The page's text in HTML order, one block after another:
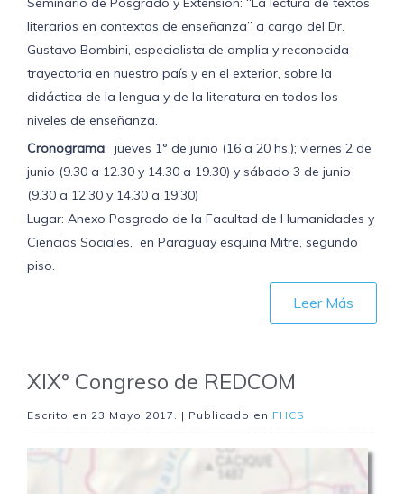
literarios en contextos de enseñanza” a cargo del Dr.
Gustavo Bombini, especialista de amplia y reconocida
trayectoria en nuestro país y en el exterior, sobre la
didáctica de la lengua y de la literatura en todos los
niveles de enseñanza.
Cronograma: jueves 1° de junio (16 a 20 hs.); viernes 2 de
junio (9.30 a 12.30 y 14.30 a 19.30) y sábado 3 de junio
(9.30 a 12.30 y 14.30 a 19.30)
Lugar: Anexo Posgrado de la Facultad de Humanidades y
Ciencias Sociales, en Paraguay esquina Mitre, segundo
piso.
Leer Más
XIXº Congreso de REDCOM
Escrito en 23 Mayo 2017 . | Publicado en FHCS